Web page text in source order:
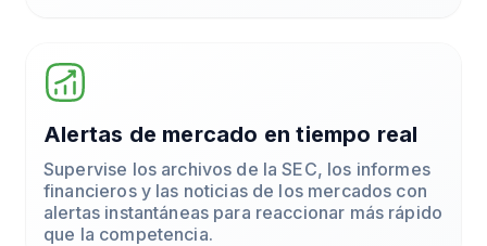
Alertas de mercado en tiempo real
Supervise los archivos de la SEC, los informes
financieros y las noticias de los mercados con
alertas instantáneas para reaccionar más rápido
que la competencia.